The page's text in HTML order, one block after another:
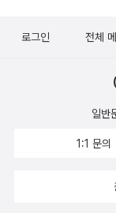
로그인 전체
일반
1:1 문의